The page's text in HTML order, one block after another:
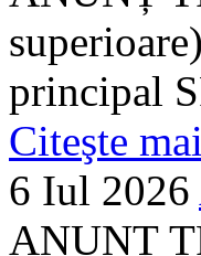
principal
Citeşte
6 Iul 2026
ANUNȚ